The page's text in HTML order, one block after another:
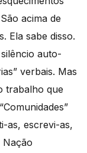
acima de
Ela sabe disso.
auto-
verbais. Mas
trabalho que
as, escrevi-as,
Nação